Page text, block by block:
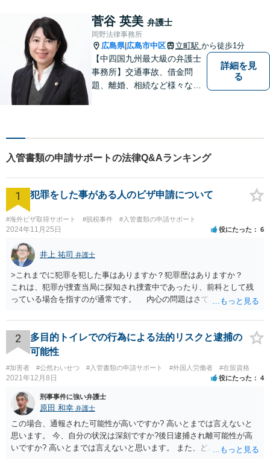
い！
菅谷 英美 弁護士
岡野法律事務所
広島県| 広島市中区 立町駅 から徒歩1分
【中四国九州最大級の弁護士
事務所】交通事故、借金問
題、離婚、相続など様々な問
い！
詳細を見
る
入管書類の申請サポートの法律Q&Aランキング
1 犯罪をした事がある人のビザ申請について
#海外ビザ取得サポート #脱税事件 #入管書類の申請サポート
2024年11月25日 役にたった 6
井上 祐司 弁護士
>これまでに犯罪を犯した事はありますか？犯罪歴はありますか？
これは、犯罪が捜査当局に探知され捜査中であったり、前科として残
っている場合を指すのが通常です。 内心の問題はさておき、ご質問
2
多目的トイレでの行為による法的リスクと逮捕の
可能性
#加害者 #公然わいせつ #入管書類の申請サポート #外国人労働者 #在留資格
2021年12月8日 役にたった 4
刑事事件に強い弁護士
原田 和幸 弁護士
この場合、通報された可能性が高いですか? 高いとまでは言えないと
思います。 今、自分の状況は深刻ですか?後日逮捕され離可能性が高
いですか? 高いとまでは言えないと思います。 また、どんな犯罪をし